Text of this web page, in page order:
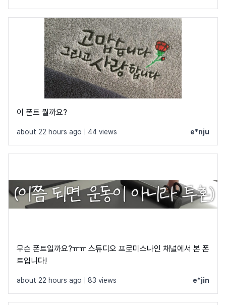
이 폰트 뭘까요?
about 22 hours ago 44 views e*nju
무슨 폰트일까요?ㅠㅠ 스튜디오 프로미스나인 채널에서 본 폰
트입니다!
about 22 hours ago 83 views e*jin